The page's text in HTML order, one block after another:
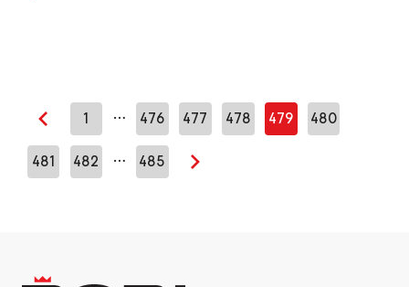
Edellinen sivu
1 … 476 477 478 479 480
481 482 … 485
Seuraava sivu